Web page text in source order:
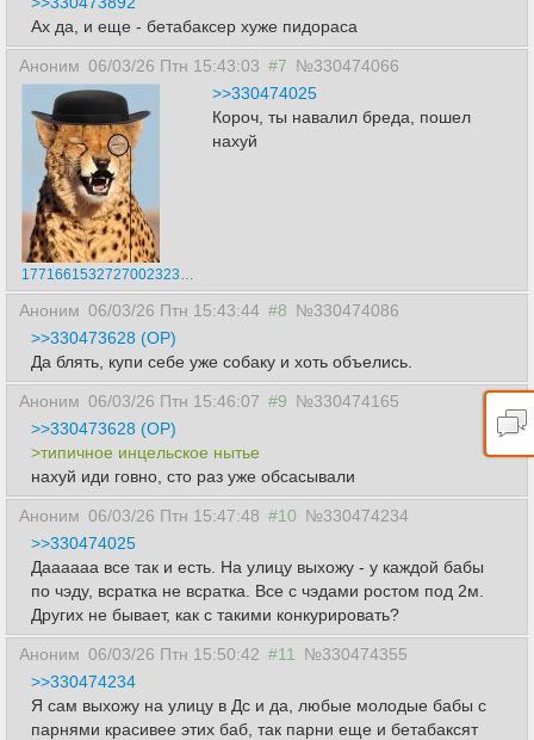
Ах да, и еще - бетабаксер хуже пидораса
Аноним 06/03/26 Птн 15:43:03 #7 №330474066
17716615327270023230.jpg
>>330474025
Короч, ты навалил бреда, пошел
нахуй
Аноним 06/03/26 Птн 15:43:44 #8 №330474086
>>330473628 (OP)
Да блять, купи себе уже собаку и хоть объелись.
Аноним 06/03/26 Птн 15:46:07 #9 №330474165
>>330473628 (OP)
>типичное инцельское нытье
нахуй иди говно, сто раз уже обсасывали
Аноним 06/03/26 Птн 15:47:48 #10 №330474234
>>330474025
Даааааа все так и есть. На улицу выхожу - у каждой бабы
по чэду, всратка не всратка. Все с чэдами ростом под 2м.
Других не бывает, как с такими конкурировать?
Аноним 06/03/26 Птн 15:50:42 #11
№330474355
>>330474234
Я сам выхожу на улицу в Дс и да, любые молодые бабы с
парнями красивее этих баб, так парни еще и бетабаксят